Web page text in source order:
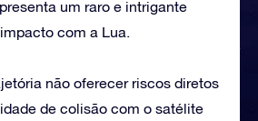
um raro e intrigante
com a Lua.
não oferecer riscos diretos
de colisão com o satélite